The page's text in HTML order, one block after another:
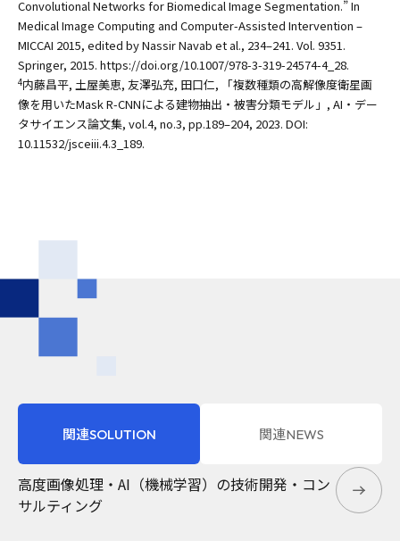
Convolutional Networks for Biomedical Image Segmentation.” In
Medical Image Computing and Computer-Assisted Intervention –
MICCAI 2015, edited by Nassir Navab et al., 234–241. Vol. 9351.
Springer, 2015. https://doi.org/10.1007/978-3-319-24574-4_28.
4内藤昌平, 土屋美恵, 友澤弘充, 田口仁, 「複数種類の高解像度衛星画
像を用いたMask R-CNNによる建物抽出・被害分類モデル」, AI・デー
タサイエンス論文集, vol.4, no.3, pp.189–204, 2023. DOI:
10.11532/jsceiii.4.3_189.
関連SOLUTION 関連NEWS
高度画像処理・AI（機械学習）の技術開発・コン
サルティング
2023年12月15日 ニュース
土木学会構造工学委員会 AI・データサイエンス奨